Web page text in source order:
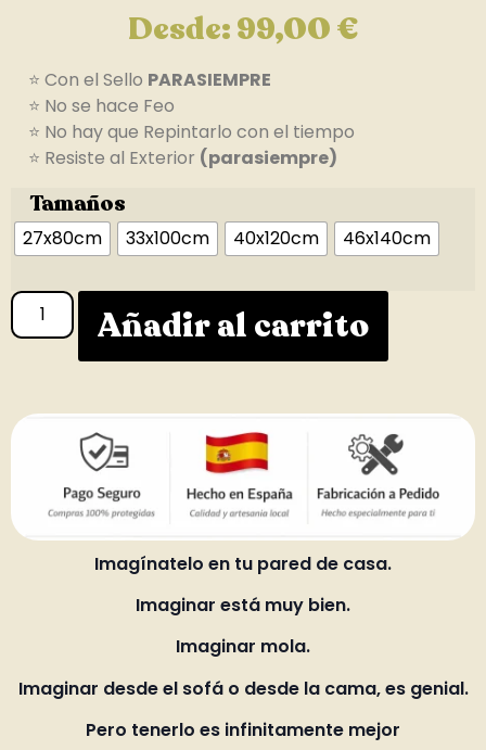
Desde:99,00€
⭐ Con el Sello PARASIEMPRE
⭐ No se hace Feo
⭐ No hay que Repintarlo con el tiempo
⭐ Resiste al Exterior (parasiempre)
Tamaños
27x80cm 33x100cm 40x120cm 46x140cm
Añadir al carrito
Imagínatelo en tu pared de casa.
Imaginar está muy bien.
Imaginar mola.
Imaginar desde el sofá o desde la cama, es genial.
Pero tenerlo es infinitamente mejor